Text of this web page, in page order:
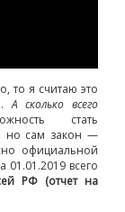
то я считаю это
А сколько всего
стать
но сам закон —
официальной
01.01.2019 всего
РФ (отчет на